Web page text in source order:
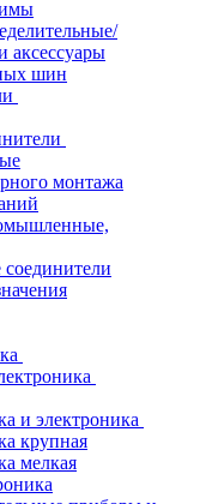
аксессуары
шин
монтажа
и электроника
крупная
мелкая